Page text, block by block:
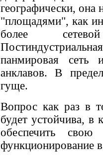
географически, она
"площадями", как
более
панмировая сеть
анклавов. В
гуще.
Вопрос как раз в
будет устойчива, в
обеспечить свою
функционирование